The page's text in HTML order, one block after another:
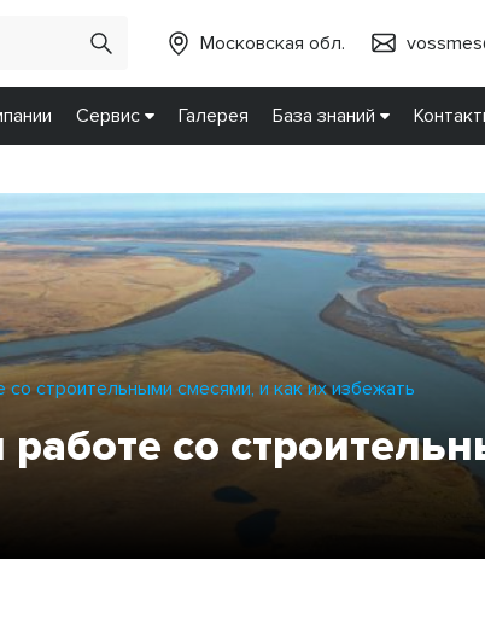
Московская обл.
Сервис Галерея База знаний
строительными смесями, и как их избежать
со